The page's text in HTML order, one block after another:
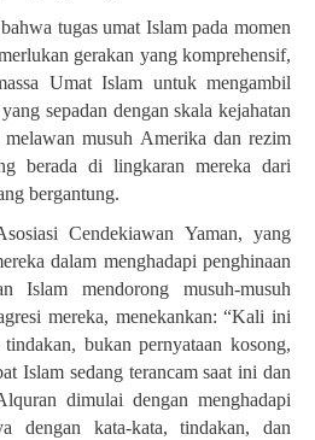
tugas umat Islam pada momen
gerakan yang komprehensif,
Umat Islam untuk mengambil
sepadan dengan skala kejahatan
musuh Amerika dan rezim
berada di lingkaran mereka dari
bergantung.
Cendekiawan Yaman, yang
dalam menghadapi penghinaan
Islam mendorong musuh-musuh
mereka, menekankan: “Kali ini
bukan pernyataan kosong,
Islam sedang terancam saat ini dan
dimulai dengan menghadapi
dengan kata-kata, tindakan, dan